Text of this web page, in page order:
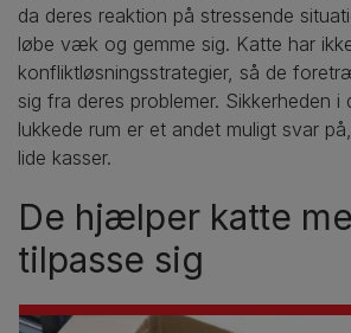
da deres reaktion på stressende
løbe væk og gemme sig. Katte har
konfliktløsningsstrategier, så de
sig fra deres problemer. Sikkerheden i
lukkede rum er et andet muligt svar
lide kasser.
De hjælper katte
tilpasse sig